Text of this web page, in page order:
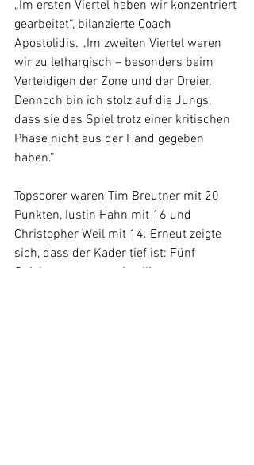
„Im ersten Viertel haben wir konzentriert
gearbeitet“, bilanzierte Coach
Apostolidis. „Im zweiten Viertel waren
wir zu lethargisch – besonders beim
Verteidigen der Zone und der Dreier.
Dennoch bin ich stolz auf die Jungs,
dass sie das Spiel trotz einer kritischen
Phase nicht aus der Hand gegeben
haben.“
Topscorer waren Tim Breutner mit 20
Punkten, Iustin Hahn mit 16 und
Christopher Weil mit 14. Erneut zeigte
sich, dass der Kader tief ist: Fünf
Spieler scorten zweistellig.